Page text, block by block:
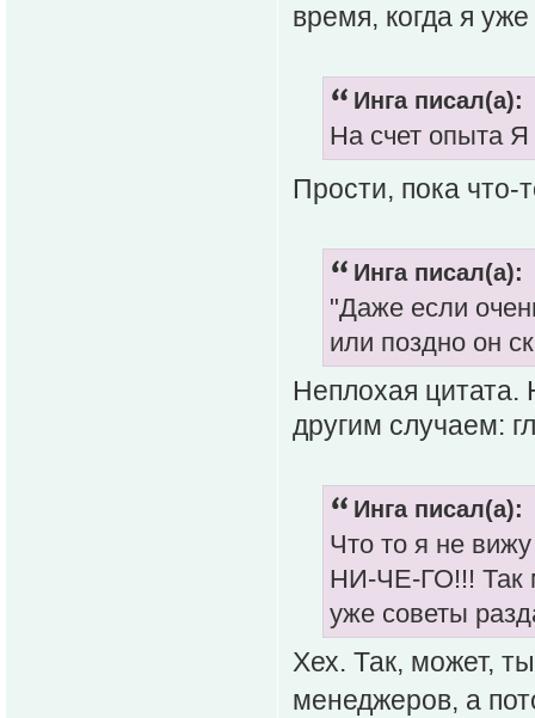
время, когда я
Инга писал(а):
На счет опыта
Прости, пока что-
Инга писал(а):
"Даже если
или поздно он
Неплохая
другим случаем:
Инга писал(а):
Что то я не
НИ-ЧЕ-ГО!!! Так
уже советы
Хех. Так, может,
менеджеров, а